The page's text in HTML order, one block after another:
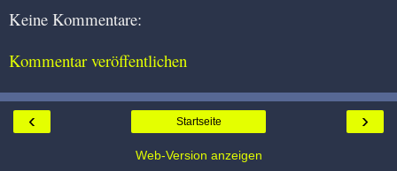
Keine Kommentare:
Kommentar veröffentlichen
‹ ›
Startseite
Web-Version anzeigen